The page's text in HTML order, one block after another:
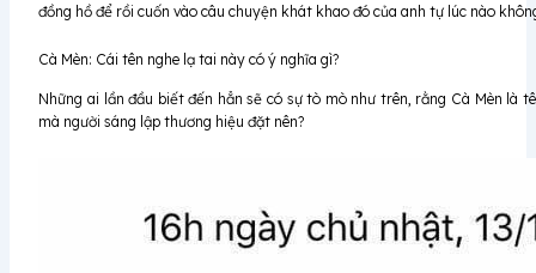
đồng hồ để rồi cuốn vào câu chuyện khát khao đó của anh tự lúc nào
Cà Mèn: Cái tên nghe lạ tai này có ý nghĩa gì?
Những ai lần đầu biết đến hẳn sẽ có sự tò mò như trên, rằng Cà Mèn
mà người sáng lập thương hiệu đặt nên?